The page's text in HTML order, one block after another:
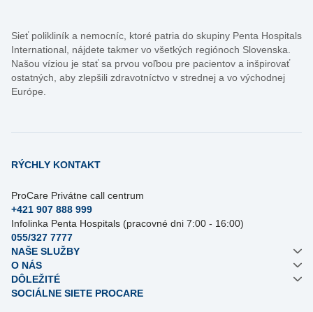
Sieť polikliník a nemocníc, ktoré patria do skupiny Penta Hospitals
International, nájdete takmer vo všetkých regiónoch Slovenska.
Našou víziou je stať sa prvou voľbou pre pacientov a inšpirovať
ostatných, aby zlepšili zdravotníctvo v strednej a vo východnej
Európe.
RÝCHLY KONTAKT
ProCare Privátne call centrum
+421 907 888 999
Infolinka Penta Hospitals (pracovné dni 7:00 - 16:00)
055/327 7777
NAŠE SLUŽBY
O NÁS
DÔLEŽITÉ
SOCIÁLNE SIETE PROCARE